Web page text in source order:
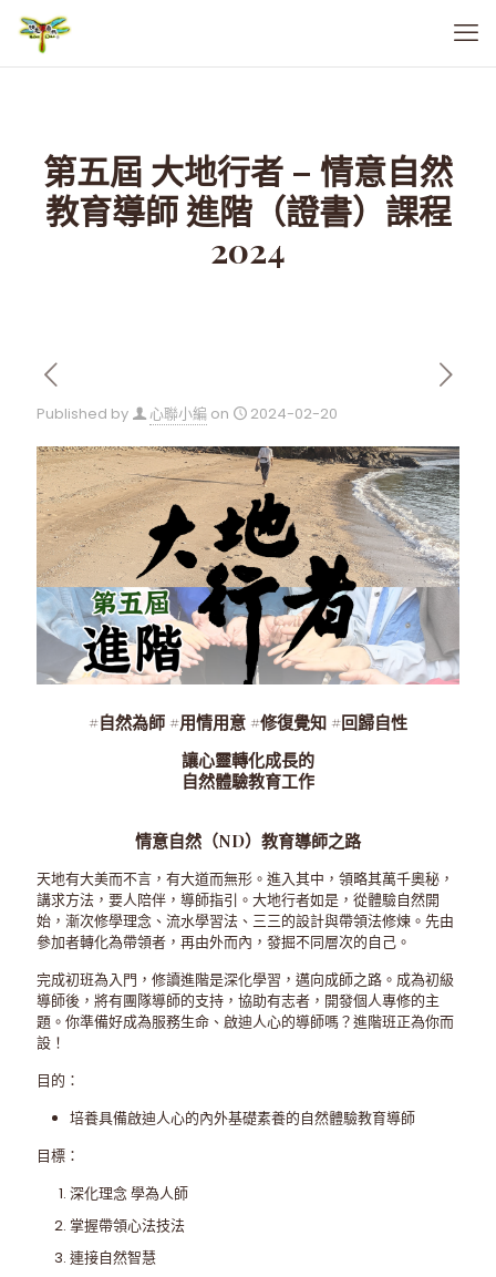
第五屆 大地行者 – 情意自然
教育導師 進階（證書）課程
2024
Published by 心聯小編 on 2024-02-20
#自然為師 #用情用意 #修復覺知 #回歸自性
讓心靈轉化成長的
自然體驗教育工作
情意自然（ND）教育導師之路
天地有大美而不言，有大道而無形。進入其中，領略其萬千奧秘，
講求方法，要人陪伴，導師指引。大地行者如是，從體驗自然開
始，漸次修學理念、流水學習法、三三的設計與帶領法修煉。先由
參加者轉化為帶領者，再由外而內，發掘不同層次的自己。
完成初班為入門，修讀進階是深化學習，邁向成師之路。成為初級
導師後，將有團隊導師的支持，協助有志者，開發個人專修的主
題。你準備好成為服務生命、啟迪人心的導師嗎？進階班正為你而
設！
目的：
培養具備啟迪人心的內外基礎素養的自然體驗教育導師
目標：
深化理念 學為人師
掌握帶領心法技法
連接自然智慧